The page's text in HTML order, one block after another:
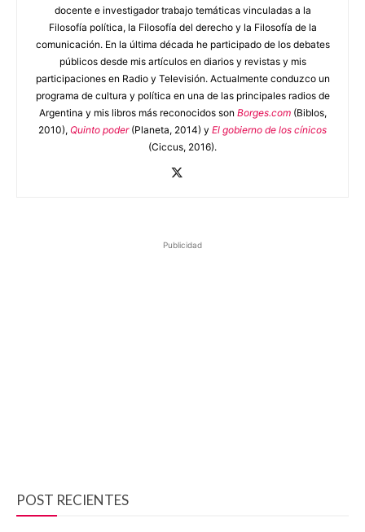
docente e investigador trabajo temáticas vinculadas a la
Filosofía política, la Filosofía del derecho y la Filosofía de la
comunicación. En la última década he participado de los debates
públicos desde mis artículos en diarios y revistas y mis
participaciones en Radio y Televisión. Actualmente conduzco un
programa de cultura y política en una de las principales radios de
Argentina y mis libros más reconocidos son Borges.com(Biblos,
2010), Quinto poder(Planeta, 2014) y El gobierno de los cínicos
(Ciccus, 2016).
Publicidad
POST RECIENTES